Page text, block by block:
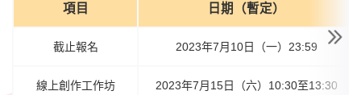
項目 日期（暫定）
截止報名 2023年7月10日（一）23:59
線上創作工作坊 2023年7月15日（六）10:30至13:30